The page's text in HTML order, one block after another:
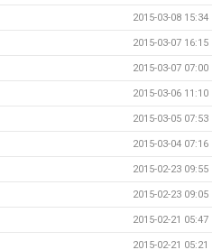
2015-03-08 15:34
2015-03-07 16:15
2015-03-07 07:00
2015-03-06 11:10
2015-03-05 07:53
2015-03-04 07:16
2015-02-23 09:55
2015-02-23 09:05
2015-02-21 05:47
2015-02-21 05:21